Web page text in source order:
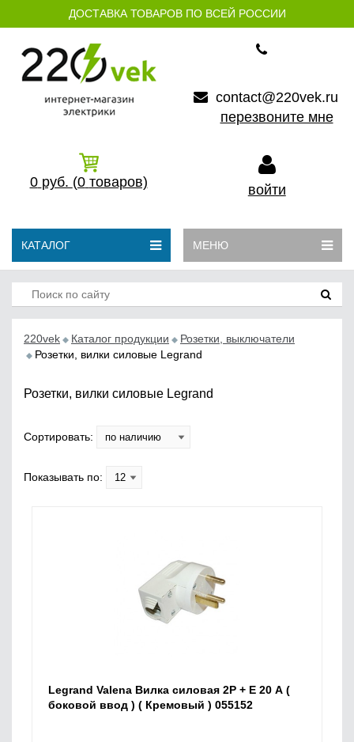
ДОСТАВКА ТОВАРОВ ПО ВСЕЙ РОССИИ
contact@220vek.ru
перезвоните мне
0 руб. (0 товаров) войти
КАТАЛОГ МЕНЮ
220vek Каталог продукции
Розетки, выключатели
Розетки, вилки силовые Legrand
Розетки, вилки силовые Legrand
Сортировать:
Показывать по:
Legrand Valena Вилка силовая 2P + E 20 А (
боковой ввод ) ( Кремовый ) 055152